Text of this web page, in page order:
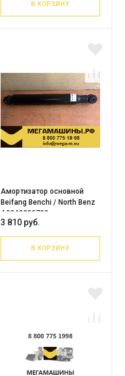
В КОРЗИНУ
Амортизатор основной
Beifang Benchi / North Benz
A0043239700
3 810 руб.
В КОРЗИНУ